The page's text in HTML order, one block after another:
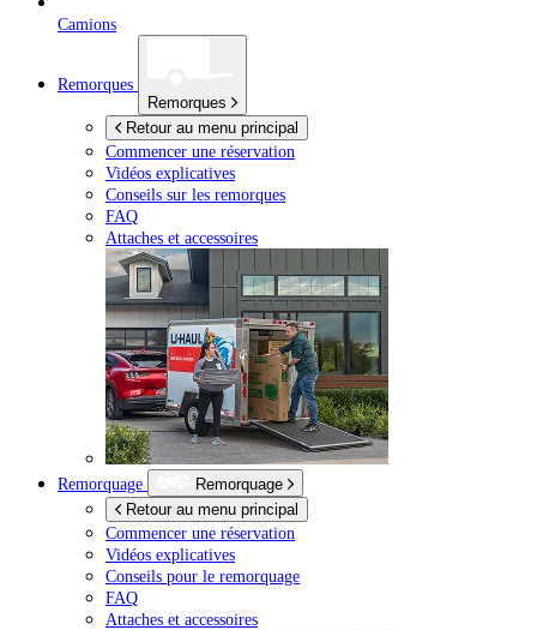
Camions
Remorques
Remorques
Retour au menu principal
Commencer une réservation
Vidéos explicatives
Conseils sur les remorques
FAQ
Attaches et accessoires
Remorquage
Remorquage
Retour au menu principal
Commencer une réservation
Vidéos explicatives
Conseils pour le remorquage
FAQ
Attaches et accessoires